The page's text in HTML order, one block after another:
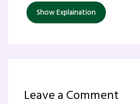
Show Explaination
Leave a Comment